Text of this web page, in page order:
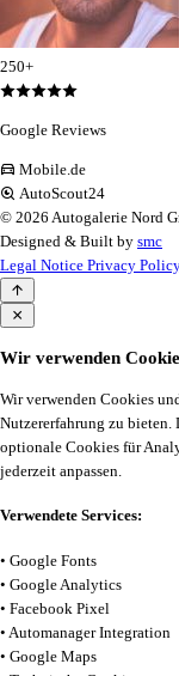
250+
Google Reviews
Mobile.de
AutoScout24
© 2026 Autogalerie Nord
Designed & Built by smc
Legal Notice Privacy
Wir verwenden
Wir verwenden Cookies
Nutzererfahrung zu bieten.
optionale Cookies für
jederzeit anpassen.
Verwendete Services:
• Google Fonts
• Google Analytics
• Facebook Pixel
• Automanager Integration
• Google Maps